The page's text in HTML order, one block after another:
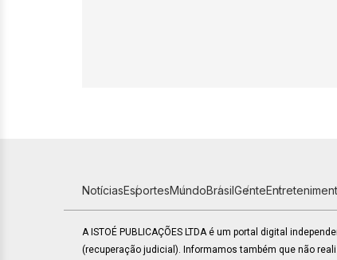
NotíciasEsportesMundoBrasilGente
A ISTOÉ PUBLICAÇÕES LTDA é um portal digital
(recuperação judicial). Informamos também que não